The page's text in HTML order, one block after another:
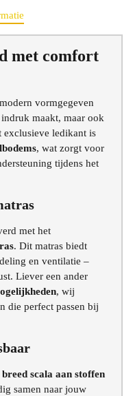
met comfort
vormgegeven
maakt, maar ook
ledikant is
, wat zorgt voor
tijdens het
met het
. Dit matras biedt
en ventilatie –
Liever een ander
, wij
die perfect passen bij
breed scala aan stoffen
samen naar jouw